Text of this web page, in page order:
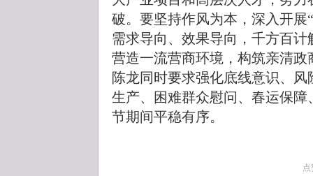
破。要坚持作风为本，深入开
需求导向、效果导向，千方百
营造一流营商环境，构筑亲清政
陈龙同时要求强化底线意识、
生产、困难群众慰问、春运保
节期间平稳有序。
点